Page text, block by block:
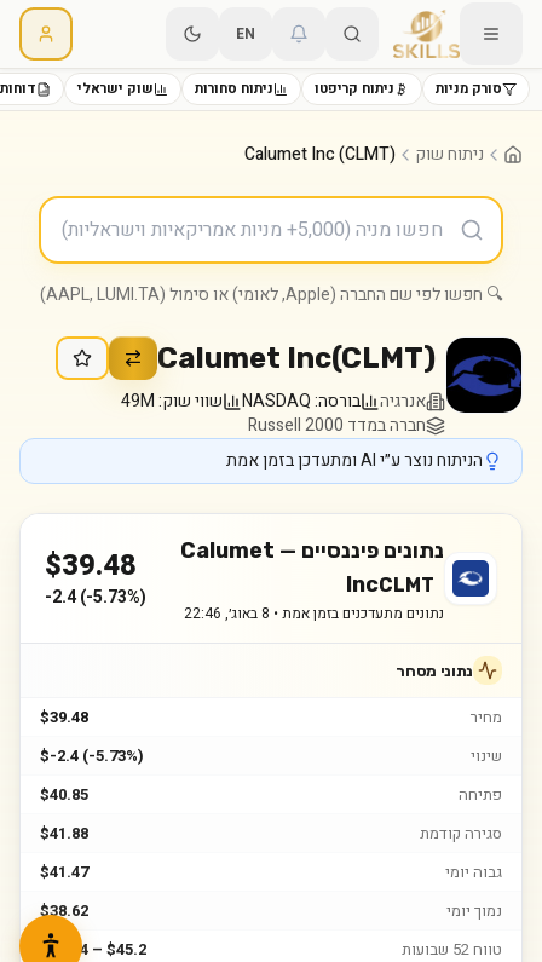
EN
סורק מניות ניתוח קריפטו ניתוח סחורות שוק ישראלי
ניתוח שוק Calumet Inc (CLMT)
🔍 חפשו לפי שם החברה (Apple, לאומי) או סימול (AAPL, LUMI.TA)
Calumet Inc(CLMT)
אנרגיה בורסה:NASDAQ שווי שוק:49M
חברה במדד Russell 2000
הניתוח נוצר ע״י AI ומתעדכן בזמן אמת
נתונים פיננסיים — Calumet
IncCLMT
נתונים מתעדכנים בזמן אמת • 8 באוג׳, 22:46
$39.48
-2.4(-5.73%)
נתוני מסחר
מחיר
$39.48
שינוי
$-2.4 (-5.73%)
פתיחה
$40.85
סגירה קודמת
$41.88
גבוה יומי
$41.47
נמוך יומי
$38.62
טווח 52 שבועות
$12.94 – $45.2